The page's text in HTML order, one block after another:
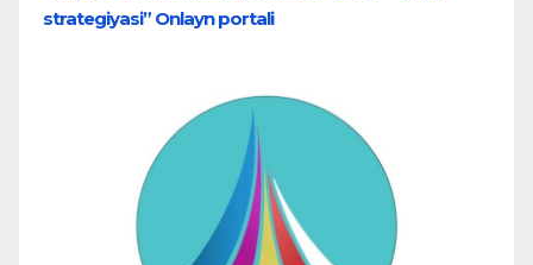
strategiyasi” Onlayn portali